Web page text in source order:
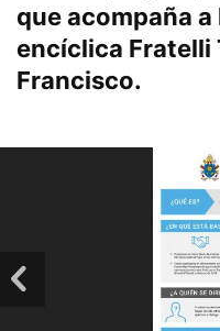
que acompaña
encíclica Fratelli
Francisco.